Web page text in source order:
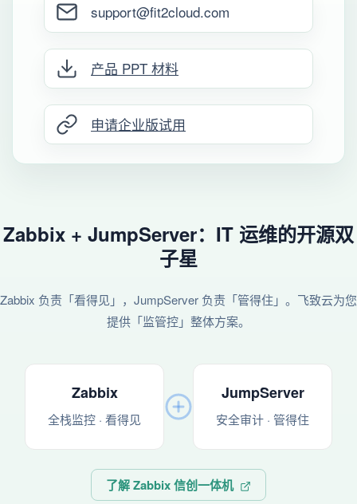
support@fit2cloud.com
产品 PPT 材料
申请企业版试用
Zabbix + JumpServer：IT 运维的开源双
子星
Zabbix 负责「看得见」，JumpServer 负责「管得住」。飞致云为您
提供「监管控」整体方案。
Zabbix
全栈监控 · 看得见
JumpServer
安全审计 · 管得住
了解 Zabbix 信创一体机